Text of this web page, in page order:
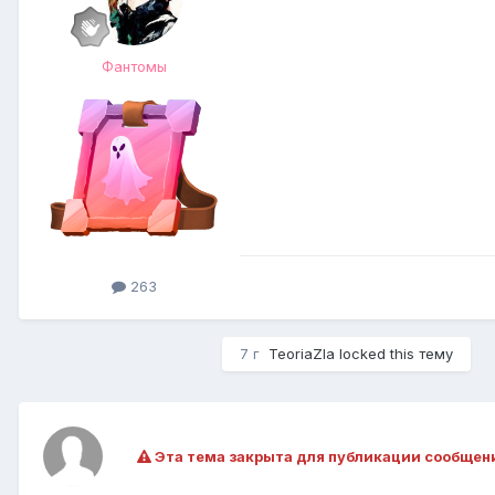
Фантомы
263
7 г TeoriaZla locked this тему
Эта тема закрыта для публикации